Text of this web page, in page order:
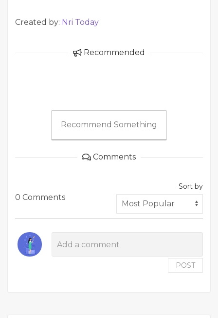
Created by: Nri Today
Recommended
Recommend Something
Comments
0 Comments
Sort by
POST